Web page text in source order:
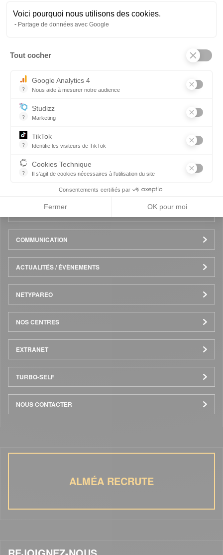
Voici pourquoi nous utilisons des cookies.
Partage de données avec Google
Tout cocher
?
Google Analytics 4
Nous aide à mesurer notre audience
?
Studizz
Marketing
?
TikTok
Identifie les visiteurs de TikTok
?
Cookies Technique
Il s'agit de cookies nécessaires à l'utilisation du site
Consentements certifiés par
Fermer OK pour moi
Précédent
Menu
Pied
de
page
ESPACE CANDIDAT
ESPACE ENTREPRISE
CANDIDATER EN LIGNE
COMMUNICATION
ACTUALITÉS / ÉVÈNEMENTS
NETYPAREO
NOS CENTRES
EXTRANET
TURBO-SELF
NOUS CONTACTER
ALMÉA RECRUTE